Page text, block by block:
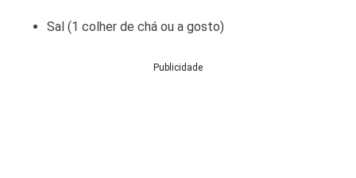
Sal (1 colher de chá ou a gosto)
Publicidade